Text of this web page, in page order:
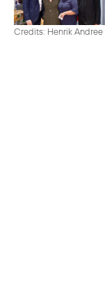
Credits: Henrik Andree